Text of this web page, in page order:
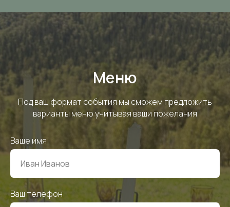
Меню
Под ваш формат события мы сможем предложить
варианты меню учитывая ваши пожелания
Ваше имя
Ваш телефон